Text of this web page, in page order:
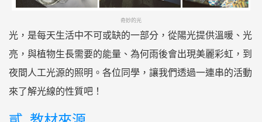
奇妙的光
光，是每天⽣活中不可或缺的⼀部分，從陽光提供溫暖、光
亮，與植物⽣⻑需要的能量、為何雨後會出現美麗彩虹，到
夜間⼈⼯光源的照明。各位同學，讓我們透過⼀連串的活動
來了解光線的性質吧！